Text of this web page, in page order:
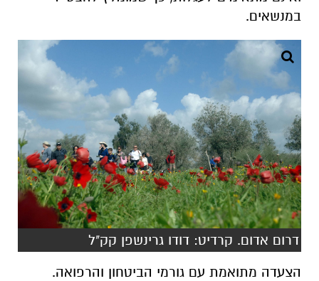
דרום אדום. קרדיט: דודו גרינשפן קק"ל
הצעדה מתואמת עם גורמי הביטחון והרפואה.
במקום יפעלו דוכני מזון ושתיה, נקודות מים
ושירותים . ניתן לערוך פיקניק באתר ראשונים או